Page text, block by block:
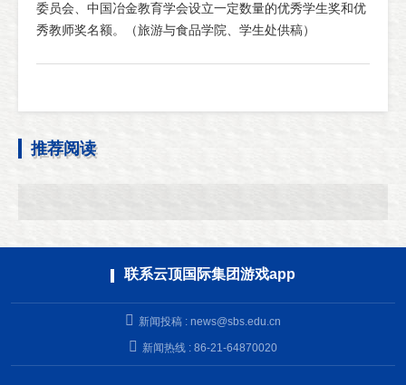
委员会、中国冶金教育学会设立一定数量的优秀学生奖和优
秀教师奖名额。（旅游与食品学院、学生处供稿）
推荐阅读
联系云顶国际集团游戏app
新闻投稿 : news@sbs.edu.cn
新闻热线 : 86-21-64870020